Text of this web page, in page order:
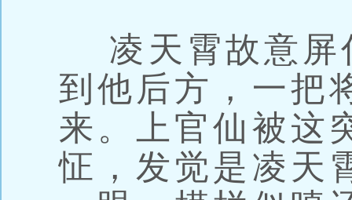
凌天霄故意屏
到他后方，一把
来。上官仙被这
怔，发觉是凌天